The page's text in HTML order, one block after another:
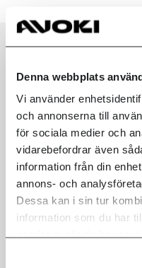
Denna webbplats
Vi använder
och annonserna till
för sociala medier och
vidarebefordrar även
information från din
annons- och
Dessa kan i sin tur
information som du har
samlat in när du har